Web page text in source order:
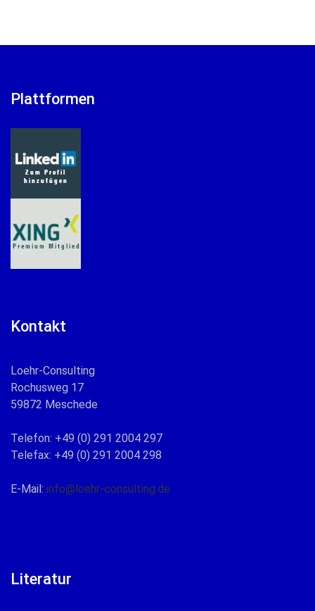
Plattformen
Kontakt
Loehr-Consulting
Rochusweg 17
59872 Meschede
Telefon: +49 (0) 291 2004 297
Telefax: +49 (0) 291 2004 298
E-Mail: info@loehr-consulting.de
Literatur